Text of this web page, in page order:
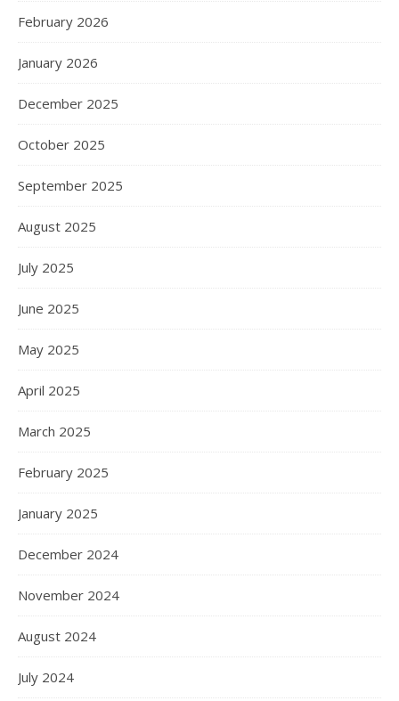
February 2026
January 2026
December 2025
October 2025
September 2025
August 2025
July 2025
June 2025
May 2025
April 2025
March 2025
February 2025
January 2025
December 2024
November 2024
August 2024
July 2024